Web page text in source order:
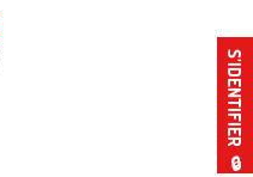
S’IDENTIFIER
🔒